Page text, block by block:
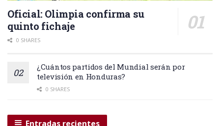
Oficial: Olimpia confirma su
quinto fichaje
0 SHARES
¿Cuántos partidos del Mundial serán por
televisión en Honduras?
0 SHARES
Entradas recientes